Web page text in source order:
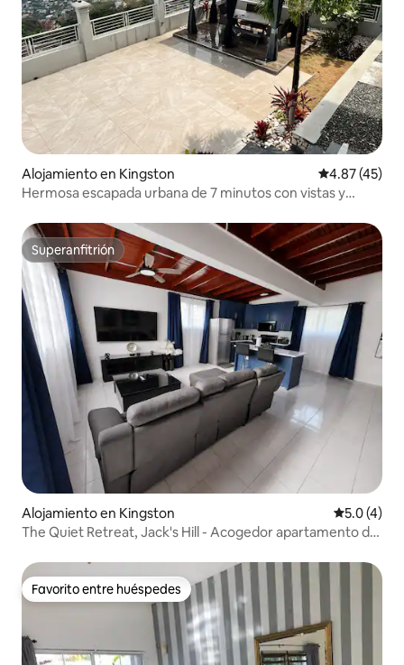
Alojamiento en Kingston Calificación
4.87 (45)
Hermosa escapada urbana de 7 minutos con vistas y
Superanfitrión
Superanfitrión
Alojamiento en Kingston
5.0 (4)
The Quiet Retreat, Jack's Hill - Acogedor apartamento de
Favorito entre huéspedes
Favorito entre huéspedes